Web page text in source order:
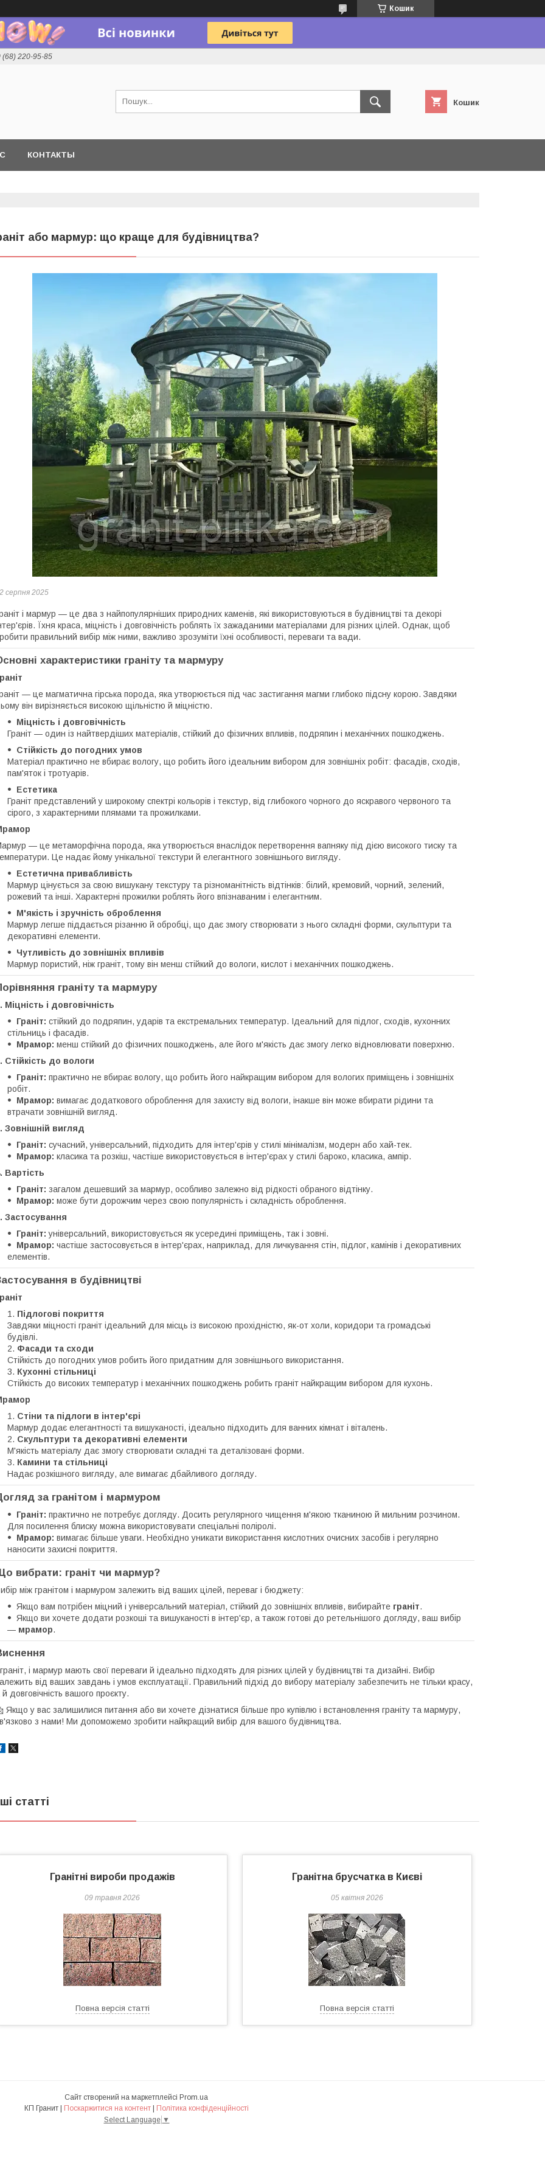
Кошик
(68) 220-95-85
Кошик
КОНТАКТЫ
або мармур: що краще для будівництва?
серпня 2025
і мармур — це два з найпопулярніших природних каменів, які використовуються в будівництві та декорі
Їхня краса, міцність і довговічність роблять їх зажаданими матеріалами для різних цілей. Однак, щоб
правильний вибір між ними, важливо зрозуміти їхні особливості, переваги та вади.
характеристики граніту та мармуру
— це магматична гірська порода, яка утворюється під час застигання магми глибоко підсну корою. Завдяки
він вирізняється високою щільністю й міцністю.
Міцність і довговічність
Граніт — один із найтвердіших матеріалів, стійкий до фізичних впливів, подряпин і механічних пошкоджень.
Стійкість до погодних умов
Матеріал практично не вбирає вологу, що робить його ідеальним вибором для зовнішніх робіт: фасадів, сходів,
пам'яток і тротуарів.
Естетика
Граніт представлений у широкому спектрі кольорів і текстур, від глибокого чорного до яскравого червоного та
сірого, з характерними плямами та прожилками.
— це метаморфічна порода, яка утворюється внаслідок перетворення вапняку під дією високого тиску та
Це надає йому унікальної текстури й елегантного зовнішнього вигляду.
Естетична привабливість
Мармур цінується за свою вишукану текстуру та різноманітність відтінків: білий, кремовий, чорний, зелений,
рожевий та інші. Характерні прожилки роблять його впізнаваним і елегантним.
М'якість і зручність оброблення
Мармур легше піддається різанню й обробці, що дає змогу створювати з нього складні форми, скульптури та
декоративні елементи.
Чутливість до зовнішніх впливів
Мармур пористий, ніж граніт, тому він менш стійкий до вологи, кислот і механічних пошкоджень.
граніту та мармуру
Міцність і довговічність
Граніт: стійкий до подряпин, ударів та екстремальних температур. Ідеальний для підлог, сходів, кухонних
стільниць і фасадів.
Мрамор: менш стійкий до фізичних пошкоджень, але його м'якість дає змогу легко відновлювати поверхню.
Стійкість до вологи
Граніт: практично не вбирає вологу, що робить його найкращим вибором для вологих приміщень і зовнішніх
робіт.
Мрамор: вимагає додаткового оброблення для захисту від вологи, інакше він може вбирати рідини та
втрачати зовнішній вигляд.
Зовнішній вигляд
Граніт: сучасний, універсальний, підходить для інтер'єрів у стилі мінімалізм, модерн або хай-тек.
Мрамор: класика та розкіш, частіше використовується в інтер'єрах у стилі бароко, класика, ампір.
Вартість
Граніт: загалом дешевший за мармур, особливо залежно від рідкості обраного відтінку.
Мрамор: може бути дорожчим через свою популярність і складність оброблення.
Застосування
Граніт: універсальний, використовується як усередині приміщень, так і зовні.
Мрамор: частіше застосовується в інтер'єрах, наприклад, для личкування стін, підлог, камінів і декоративних
елементів.
в будівництві
Підлогові покриття
Завдяки міцності граніт ідеальний для місць із високою прохідністю, як-от холи, коридори та громадські
будівлі.
Фасади та сходи
Стійкість до погодних умов робить його придатним для зовнішнього використання.
Кухонні стільниці
Стійкість до високих температур і механічних пошкоджень робить граніт найкращим вибором для кухонь.
Стіни та підлоги в інтер'єрі
Мармур додає елегантності та вишуканості, ідеально підходить для ванних кімнат і віталень.
Скульптури та декоративні елементи
М'якість матеріалу дає змогу створювати складні та деталізовані форми.
Камини та стільниці
Надає розкішного вигляду, але вимагає дбайливого догляду.
за гранітом і мармуром
Граніт: практично не потребує догляду. Досить регулярного чищення м'якою тканиною й мильним розчином.
Для посилення блиску можна використовувати спеціальні поліролі.
Мрамор: вимагає більше уваги. Необхідно уникати використання кислотних очисних засобів і регулярно
наносити захисні покриття.
вибрати: граніт чи мармур?
між гранітом і мармуром залежить від ваших цілей, переваг і бюджету:
Якщо вам потрібен міцний і універсальний матеріал, стійкий до зовнішніх впливів, вибирайте граніт.
Якщо ви хочете додати розкоші та вишуканості в інтер'єр, а також готові до ретельнішого догляду, ваш вибір
— мрамор.
граніт, і мармур мають свої переваги й ідеально підходять для різних цілей у будівництві та дизайні. Вибір
від ваших завдань і умов експлуатації. Правильний підхід до вибору матеріалу забезпечить не тільки красу,
й довговічність вашого проєкту.
Якщо у вас залишилися питання або ви хочете дізнатися більше про купівлю і встановлення граніту та мармуру,
з нами! Ми допоможемо зробити найкращий вибір для вашого будівництва.
статті
Гранітні вироби продажів
09 травня 2026
Повна версія статті
Гранітна брусчатка в Києві
05 квітня 2026
Повна версія статті
Сайт створений на маркетплейсі Prom.ua
Поскаржитися на контент
Політика конфіденційності
Select Language ▼